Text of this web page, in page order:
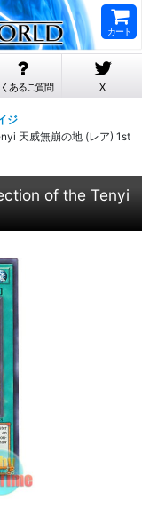
カート
あるご質問 X
ジ
天威無崩の地 (レア) 1st
of the Tenyi